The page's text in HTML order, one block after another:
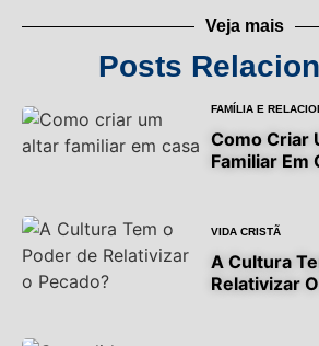
Veja mais
Posts
FAMÍLIA E
Como Criar
Familiar Em
VIDA CRISTÃ
A Cultura
Relativizar